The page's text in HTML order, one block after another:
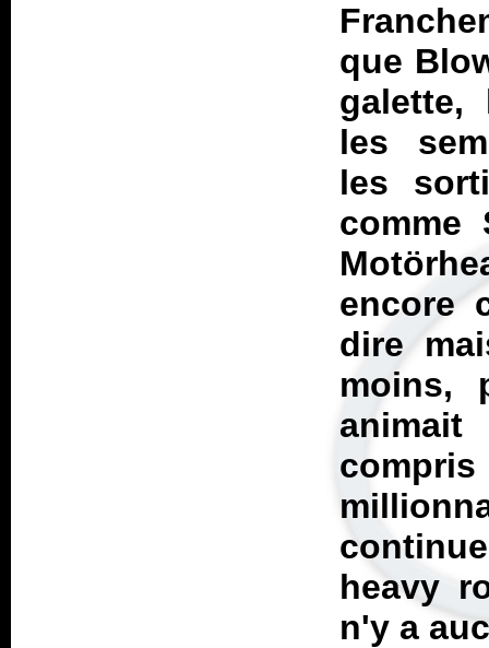
que
galette,
les
les
comme
encore
dire
moins,
heavy
n'y a